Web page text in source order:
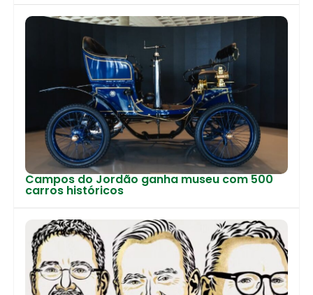
Campos do Jordão ganha museu com 500
carros históricos